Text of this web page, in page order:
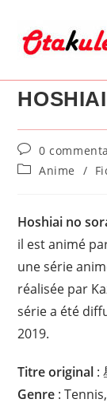
content
Commentaires
de
la
0
PostAnime /
Hoshiai no
il est animé
une série
réalisée par
série a été
2019.
Titre original :
Genre :